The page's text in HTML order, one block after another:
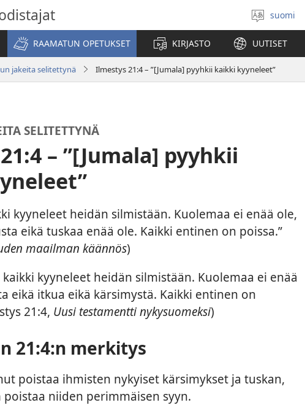
Valitse
kieli
suomi
RAAMATUN OPETUKSET KIRJASTO UUTISET
jakeita selitettynä Ilmestys 21:4 – ”[Jumala] pyyhkii kaikki kyyneleet”
SELITETTYNÄ
– ”[Jumala] pyyhkii
kyyneleet heidän silmistään. Kuolemaa ei enää ole,
eikä tuskaa enää ole. Kaikki entinen on poissa.”
maailman käännös)
kyyneleet heidän silmistään. Kuolemaa ei enää
eikä itkua eikä kärsimystä. Kaikki entinen on
21:4, Uusi testamentti nykysuomeksi)
21:4:n merkitys
poistaa ihmisten nykyiset kärsimykset ja tuskan,
niiden perimmäisen syyn.